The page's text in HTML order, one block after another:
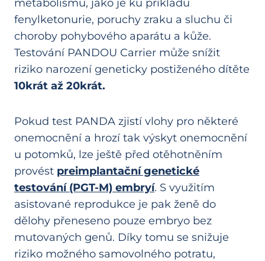
metabolismu, jako je ku příkladu
fenylketonurie, poruchy zraku a sluchu či
choroby pohybového aparátu a kůže.
Testování PANDOU Carrier může snížit
riziko narození geneticky postiženého dítěte
10krát až 20krát.
Pokud test PANDA zjistí vlohy pro některé
onemocnění a hrozí tak výskyt onemocnění
u potomků, lze ještě před otěhotněním
provést preimplantační genetické
testování (PGT-M) embryí. S využitím
asistované reprodukce je pak ženě do
dělohy přeneseno pouze embryo bez
mutovaných genů. Díky tomu se snižuje
riziko možného samovolného potratu,